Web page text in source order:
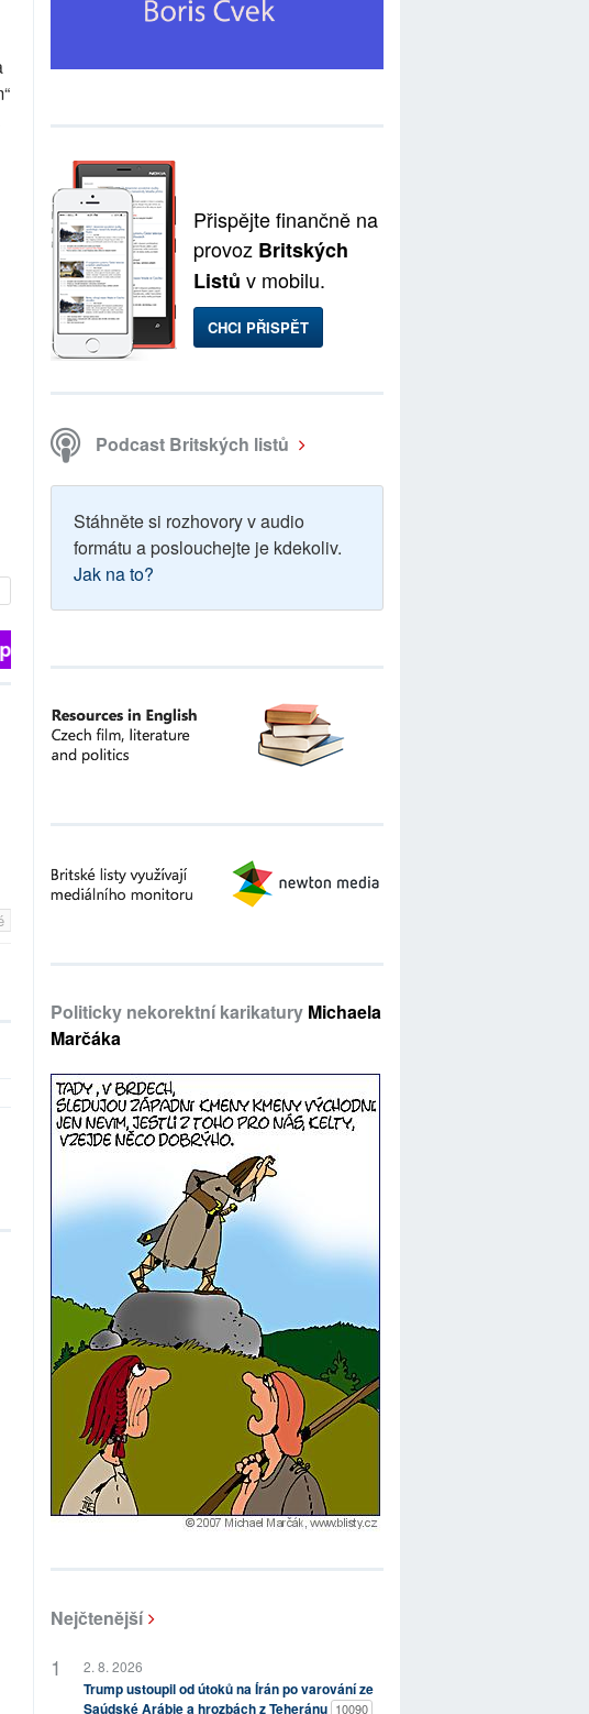
➥
Přispějte finančně na
provoz Britských
Listů v mobilu.
CHCI PŘISPĚT
Podcast Britských listů
Stáhněte si rozhovory v audio
formátu a poslouchejte je kdekoliv.
Jak na to?
Politicky nekorektní karikatury Michaela
Marčáka
Nejčtenější
2. 8. 2026
Trump ustoupil od útoků na Írán po varování ze
Saúdské Arábie a hrozbách z Teheránu 10090